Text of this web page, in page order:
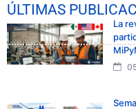
ÚLTIMAS
La